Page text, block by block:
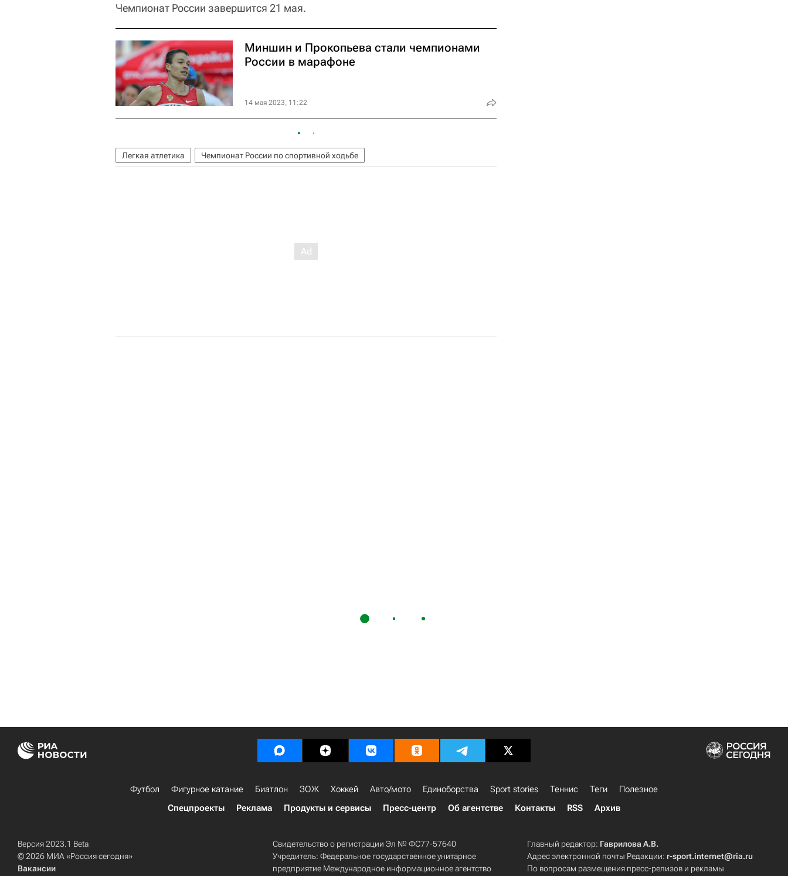
Чемпионат России завершится 21 мая.
Миншин и Прокопьева стали чемпионами
России в марафоне
14 мая 2023, 11:22
Легкая атлетика Чемпионат России по спортивной ходьбе
Футбол Фигурное катание Биатлон ЗОЖ Хоккей Авто/мото Единоборства Sport stories Теннис Теги
Полезное
Спецпроекты
Реклама Продукты и сервисы Пресс-центр Об агентстве Контакты RSS Архив
Версия 2023.1 Beta
© 2026 МИА «Россия сегодня»
Вакансии
Свидетельство о регистрации Эл № ФС77-57640
Учредитель: Федеральное государственное унитарное
предприятие Международное информационное агентство
Главный редактор: Гаврилова А.В.
Адрес электронной почты Редакции: r-sport.internet@ria.ru
По вопросам размещения пресс-релизов и рекламы